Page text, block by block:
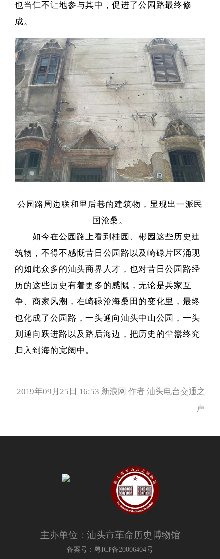
也当仁不让地参与其中，促进了公园路最终修
成。
公园路周边联和里后巷的建筑物，显现出一派民
国沧桑。
如今在公园路上看到桂园、彬园这些历史建
筑物，不得不感慨昔日公园路以及崎碌片区涌现
的如此众多的汕头商界人才，也对昔日公园路经
历的这些历史有着更多的感慨，无论是兵家互
争、商家风潮，在崎碌沧海桑田的变化里，最终
也化成了公园路，一头通向汕头中山公园，一头
则通向跃进路以及路后海边，把历史的尘嚣终究
归入到海的宽阔中。
2019年09月25日 16:53 新浪网 作者 汕头电台交通之
声
主办单位：汕头市革命历史博物馆
备案号：粤ICP备20006404号